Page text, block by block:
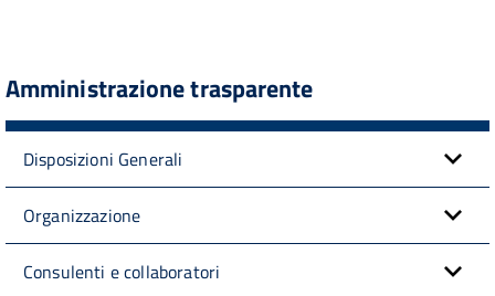
Amministrazione trasparente
Disposizioni Generali
Organizzazione
Consulenti e collaboratori